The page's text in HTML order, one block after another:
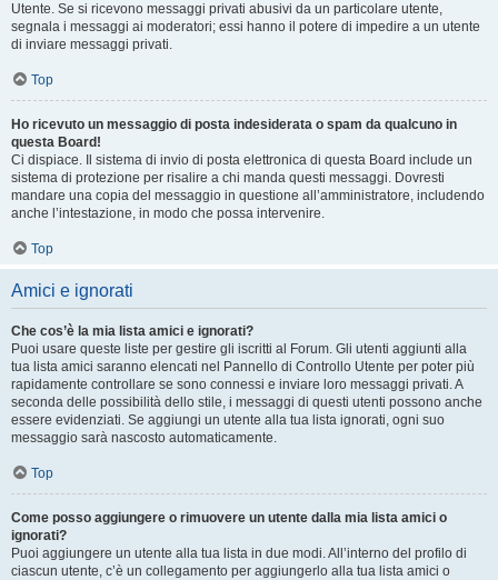
Utente. Se si ricevono messaggi privati ​​abusivi da un particolare utente,
segnala i messaggi ai moderatori; essi hanno il potere di impedire a un utente
di inviare messaggi privati​​.
Top
Ho ricevuto un messaggio di posta indesiderata o spam da qualcuno in
questa Board!
Ci dispiace. Il sistema di invio di posta elettronica di questa Board include un
sistema di protezione per risalire a chi manda questi messaggi. Dovresti
mandare una copia del messaggio in questione all’amministratore, includendo
anche l’intestazione, in modo che possa intervenire.
Top
Amici e ignorati
Che cos’è la mia lista amici e ignorati?
Puoi usare queste liste per gestire gli iscritti al Forum. Gli utenti aggiunti alla
tua lista amici saranno elencati nel Pannello di Controllo Utente per poter più
rapidamente controllare se sono connessi e inviare loro messaggi privati. A
seconda delle possibilità dello stile, i messaggi di questi utenti possono anche
essere evidenziati. Se aggiungi un utente alla tua lista ignorati, ogni suo
messaggio sarà nascosto automaticamente.
Top
Come posso aggiungere o rimuovere un utente dalla mia lista amici o
ignorati?
Puoi aggiungere un utente alla tua lista in due modi. All’interno del profilo di
ciascun utente, c’è un collegamento per aggiungerlo alla tua lista amici o